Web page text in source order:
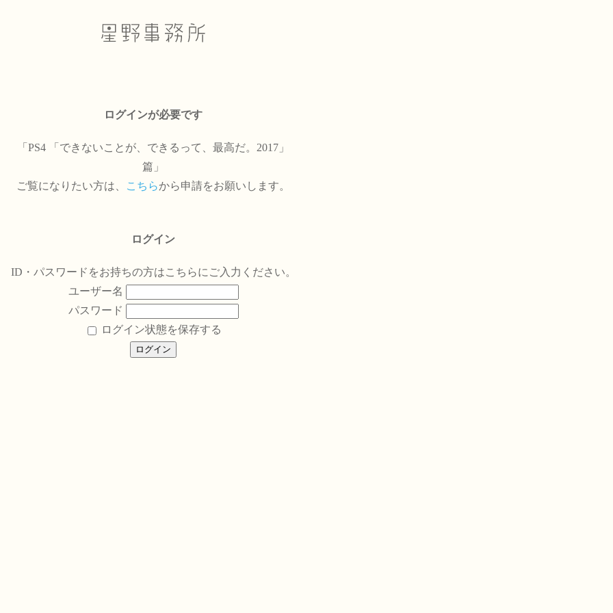
ログインが必要です
「PS4 「できないことが、できるって、最高だ。2017」
篇」
ご覧になりたい方は、
こちらから申請をお願いします。
ログイン
ID・パスワードをお持ちの方はこちらにご入力ください。
ユーザー名
パスワード
ログイン状態を保存する